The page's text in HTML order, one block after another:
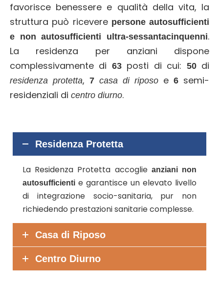
favorisce benessere e qualità della vita, la
struttura può ricevere persone autosufficienti
e non autosufficienti ultra-sessantacinquenni.
La residenza per anziani dispone
complessivamente di 63posti di cui: 50di
residenza protetta, 7 casa di riposo e 6 semi-
residenziali di centro diurno.
Residenza Protetta
La Residenza Protetta accoglie anziani non
autosufficienti e garantisce un elevato livello
di integrazione socio-sanitaria, pur non
richiedendo prestazioni sanitarie complesse.
Casa di Riposo
Centro Diurno